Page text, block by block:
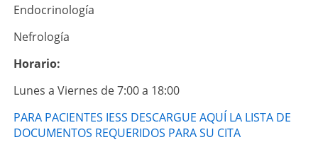
Endocrinología
Nefrología
Horario:
Lunes a Viernes de 7:00 a 18:00
PARA PACIENTES IESS DESCARGUE AQUÍ LA LISTA DE
DOCUMENTOS REQUERIDOS PARA SU CITA